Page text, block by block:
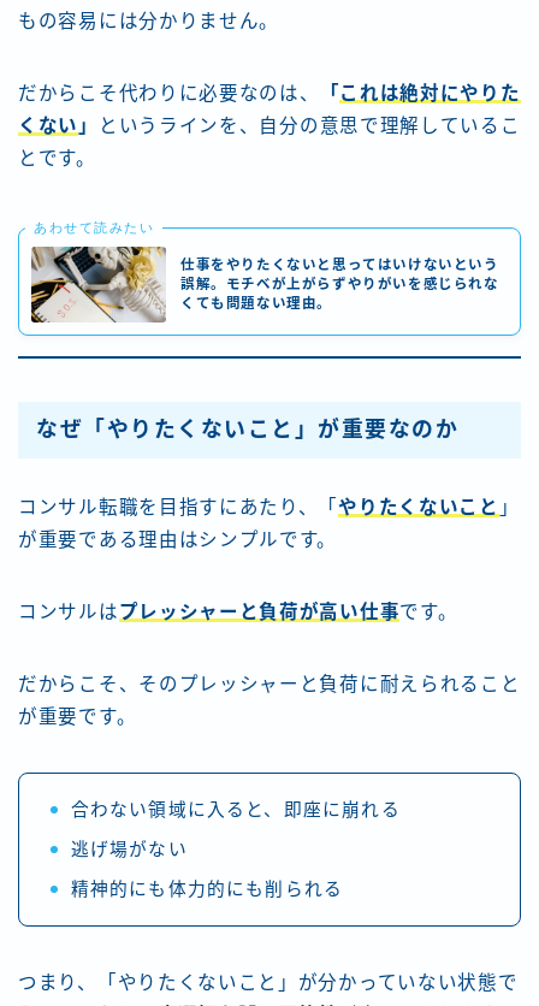
もの容易には分かりません。
だからこそ代わりに必要なのは、 「 これは絶対にやりた
くない 」
というラインを、自分の意思で理解しているこ
とです。
あわせて読みたい
仕事をやりたくないと思ってはいけないという
誤解。モチベが上がらずやりがいを感じられな
くても問題ない理由。
なぜ「やりたくないこと」が重要なのか
コンサル転職を目指すにあたり、「やりたくないこと 」
が重要である理由はシンプルです。
コンサルはプレッシャーと負荷が高い仕事です。
だからこそ、そのプレッシャーと負荷に耐えられること
が重要です。
合わない領域に入ると、即座に崩れる
逃げ場がない
精神的にも体力的にも削られる
つまり、「やりたくないこと」が分かっていない状態で